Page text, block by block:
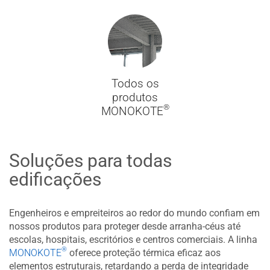
Todos os
produtos
MONOKOTE®
Soluções para todas
edificações
Engenheiros e empreiteiros ao redor do mundo confiam em
nossos produtos para proteger desde arranha-céus até
escolas, hospitais, escritórios e centros comerciais. A linha
MONOKOTE® oferece proteção térmica eficaz aos
elementos estruturais, retardando a perda de integridade